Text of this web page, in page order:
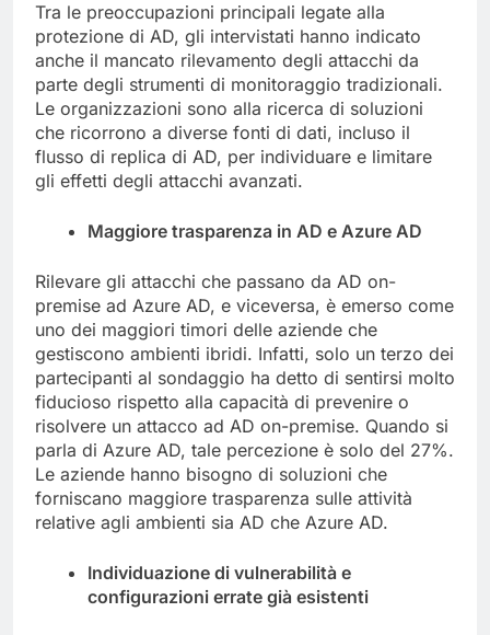
Tra le preoccupazioni principali legate alla
protezione di AD, gli intervistati hanno indicato
anche il mancato rilevamento degli attacchi da
parte degli strumenti di monitoraggio tradizionali.
Le organizzazioni sono alla ricerca di soluzioni
che ricorrono a diverse fonti di dati, incluso il
flusso di replica di AD, per individuare e limitare
gli effetti degli attacchi avanzati.
Maggiore trasparenza in AD e Azure AD
Rilevare gli attacchi che passano da AD on-
premise ad Azure AD, e viceversa, è emerso come
uno dei maggiori timori delle aziende che
gestiscono ambienti ibridi. Infatti, solo un terzo dei
partecipanti al sondaggio ha detto di sentirsi molto
fiducioso rispetto alla capacità di prevenire o
risolvere un attacco ad AD on-premise. Quando si
parla di Azure AD, tale percezione è solo del 27%.
Le aziende hanno bisogno di soluzioni che
forniscano maggiore trasparenza sulle attività
relative agli ambienti sia AD che Azure AD.
Individuazione di vulnerabilità e
configurazioni errate già esistenti